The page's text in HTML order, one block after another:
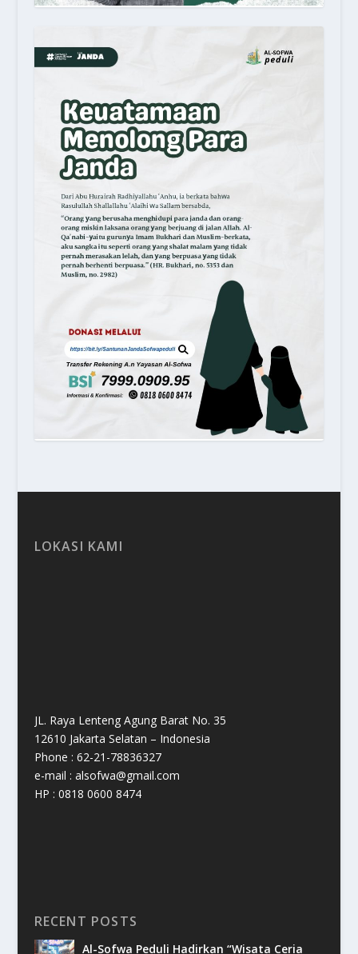
LOKASI KAMI
JL. Raya Lenteng Agung Barat No. 35
12610 Jakarta Selatan – Indonesia
Phone : 62-21-78836327
e-mail : alsofwa@gmail.com
HP : 0818 0600 8474
RECENT POSTS
Al-Sofwa Peduli Hadirkan “Wisata Ceria